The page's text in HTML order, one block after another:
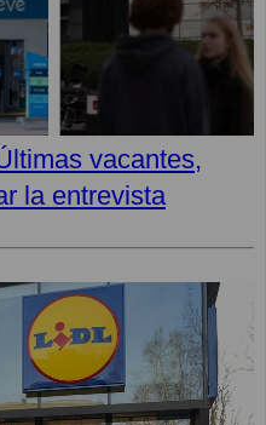
vacantes,
la entrevista